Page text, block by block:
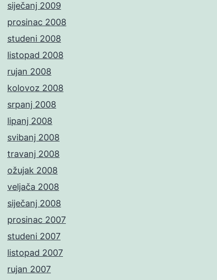
siječanj 2009
prosinac 2008
studeni 2008
listopad 2008
rujan 2008
kolovoz 2008
srpanj 2008
lipanj 2008
svibanj 2008
travanj 2008
ožujak 2008
veljača 2008
siječanj 2008
prosinac 2007
studeni 2007
listopad 2007
rujan 2007